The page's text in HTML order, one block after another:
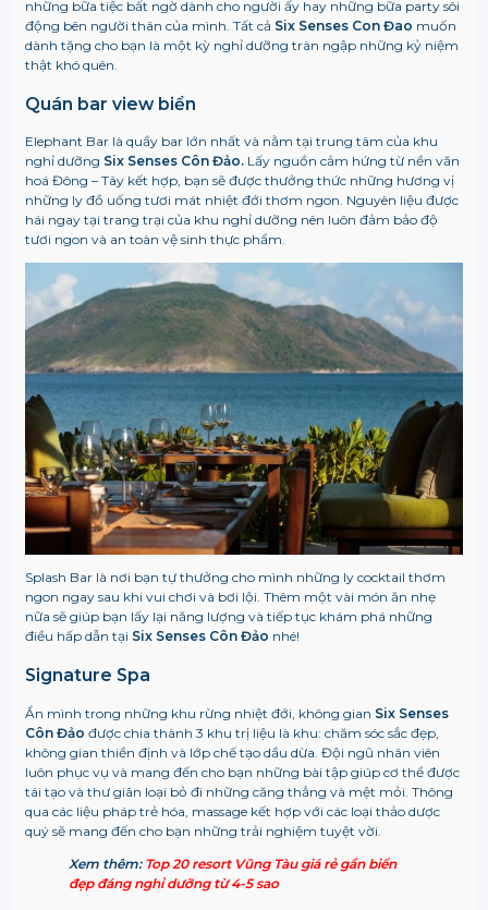
những bữa tiệc bất ngờ dành cho người ấy hay những bữa party sôi
động bên người thân của mình. Tất cả Six Senses Con Đao muốn
dành tặng cho bạn là một kỳ nghỉ dưỡng tràn ngập những kỷ niệm
thật khó quên.
Quán bar view biển
Elephant Bar là quầy bar lớn nhất và nằm tại trung tâm của khu
nghỉ dưỡng Six Senses Côn Đảo. Lấy nguồn cảm hứng từ nền văn
hoá Đông – Tây kết hợp, bạn sẽ được thưởng thức những hương vị
những ly đồ uống tươi mát nhiệt đới thơm ngon. Nguyên liệu được
hái ngay tại trang trại của khu nghỉ dưỡng nên luôn đảm bảo độ
tươi ngon và an toàn vệ sinh thực phẩm.
Splash Bar là nơi bạn tự thưởng cho mình những ly cocktail thơm
ngon ngay sau khi vui chơi và bơi lội. Thêm một vài món ăn nhẹ
nữa sẽ giúp bạn lấy lại năng lượng và tiếp tục khám phá những
điều hấp dẫn tại Six Senses Côn Đảo nhé!
Signature Spa
Ẩn mình trong những khu rừng nhiệt đới, không gian SixSenses
Côn Đảo được chia thành 3 khu trị liệu là khu: chăm sóc sắc đẹp,
không gian thiền định và lớp chế tạo dầu dừa. Đội ngũ nhân viên
luôn phục vụ và mang đến cho bạn những bài tập giúp cơ thể được
tái tạo và thưgiãn loại bỏ đi những căng thẳng và mệt mỏi. Thông
qua các liệu pháp trẻ hóa, massage kết hợp với các loại thảo dược
quý sẽ mang đến cho bạn những trải nghiệm tuyệt vời.
Xem thêm: Top 20 resort Vũng Tàu giá rẻ gần biển
đẹp đáng nghỉ dưỡng từ 4-5 sao